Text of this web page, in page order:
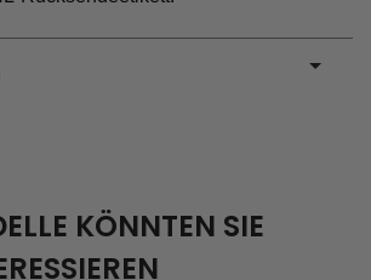
KÖNNTEN SIE